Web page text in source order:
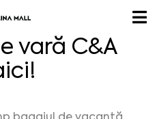
vară C&A